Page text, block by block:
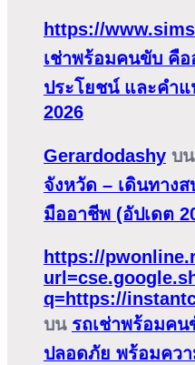
https://
เช่าพร้อมคนขับ คื
ประโยชน์ และคำ
2026
Gerardodashy บน
จังหวัด – เดินทาง
มืออาชีพ (อัปเดต
https://
q=https://
บน รถเช่าพร้อมคน
ปลอดภัย พร้อมคว